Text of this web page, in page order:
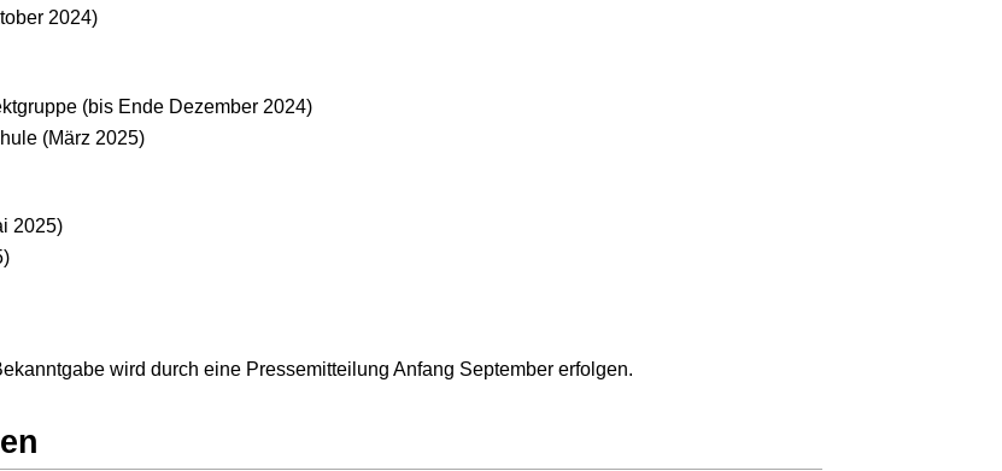
2024)
(bis Ende Dezember 2024)
(März 2025)
2025)
wird durch eine Pressemitteilung Anfang September erfolgen.